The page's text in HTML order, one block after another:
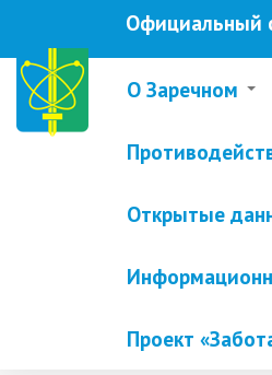
основному
содержанию
Официальный
О Заречном
Открытые
Проект